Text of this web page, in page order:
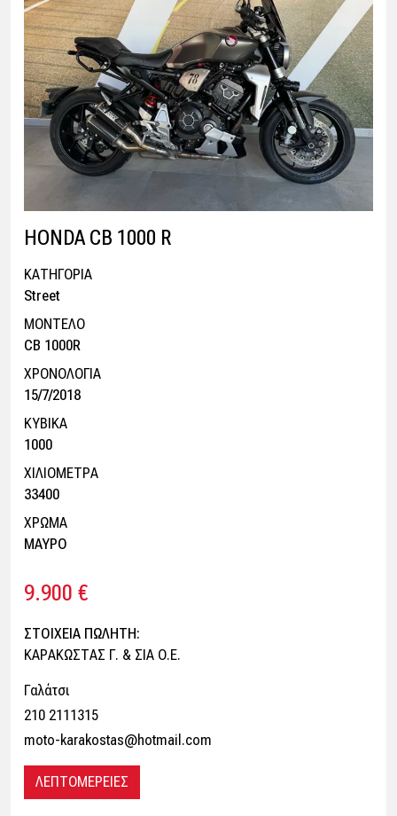
HONDA CB 1000 R
ΚΑΤΗΓΟΡΙΑ
Street
ΜΟΝΤΕΛΟ
CB 1000R
ΧΡΟΝΟΛΟΓΙΑ
15/7/2018
ΚΥΒΙΚΑ
1000
ΧΙΛΙΟΜΕΤΡΑ
33400
ΧΡΩΜΑ
ΜΑΥΡΟ
9.900 €
ΣΤΟΙΧΕΙΑ ΠΩΛΗΤΗ:
ΚΑΡΑΚΩΣΤΑΣ Γ. & ΣΙΑ Ο.Ε.
Γαλάτσι
210 2111315
moto-karakostas@hotmail.com
ΛΕΠΤΟΜΕΡΕΙΕΣ